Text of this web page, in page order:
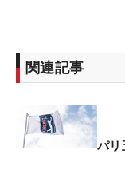
とりわけ衝撃的
「31」をマーク
態勢に入った。
関連記事
パ